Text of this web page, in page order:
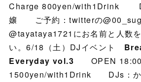
Charge 800yen/with1Drink
嬢 ご予約：twitterの
@tayataya1721にお名前と人数
い。6/18（土）DJイベント
Everyday vol.3 OPEN
1500yen/with1Drink DJs：か